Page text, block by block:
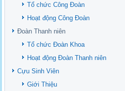
Danh mục tạp chí xuất bản Quốc Tế 2026
Danh Mục các Đề Tài NCKH cấp Tỉnh
Văn bản - Quy định
Ban chấp hành Đảng bộ khoa
Tổ chức Công Đoàn
Hoạt động Công Đoàn
Đoàn Thanh niên
Tổ chức Đoàn Khoa
Hoạt động Đoàn Thanh niên
Cựu Sinh Viên
Giới Thiệu